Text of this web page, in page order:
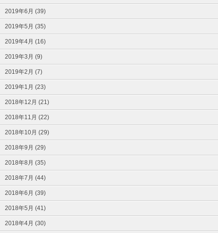
2019年6月 (39)
2019年5月 (35)
2019年4月 (16)
2019年3月 (9)
2019年2月 (7)
2019年1月 (23)
2018年12月 (21)
2018年11月 (22)
2018年10月 (29)
2018年9月 (29)
2018年8月 (35)
2018年7月 (44)
2018年6月 (39)
2018年5月 (41)
2018年4月 (30)